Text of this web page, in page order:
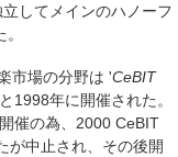
してメインのハノーフ
市場の分野は 'CeBIT
1998年に開催された。
催の為、2000 CeBIT
が中止され、その後開